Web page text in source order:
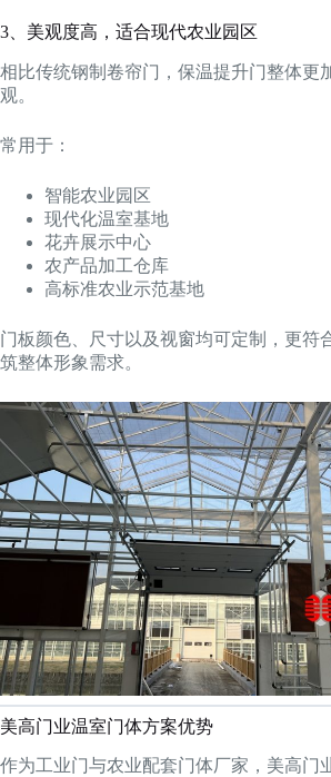
3、美观度高，适合现代农业园区
相比传统钢制卷帘门，保温提升门整体更
观。
常用于：
智能农业园区
现代化温室基地
花卉展示中心
农产品加工仓库
高标准农业示范基地
门板颜色、尺寸以及视窗均可定制，更符
筑整体形象需求。
美高门业温室门体方案优势
作为工业门与农业配套门体厂家，美高门